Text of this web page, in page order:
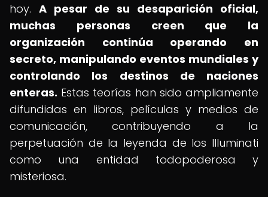
hoy. A pesar de su desaparición oficial,
muchas personas creen que la
organización continúa operando en
secreto, manipulando eventos mundiales y
controlando los destinos de naciones
enteras. Estas teorías han sido ampliamente
difundidas en libros, películas y medios de
comunicación, contribuyendo a la
perpetuación de la leyenda de los Illuminati
como una entidad todopoderosa y
misteriosa.